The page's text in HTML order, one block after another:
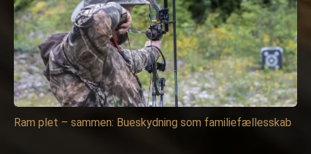
Ram plet – sammen: Bueskydning som familiefællesskab